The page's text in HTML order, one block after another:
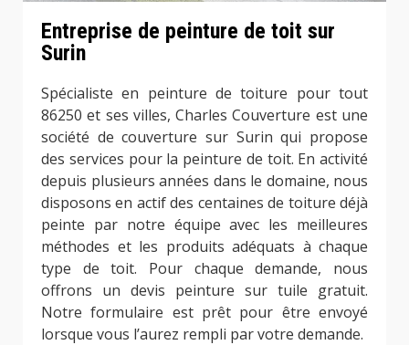
Entreprise de peinture de toit sur
Surin
Spécialiste en peinture de toiture pour tout
86250 et ses villes, Charles Couverture est une
société de couverture sur Surin qui propose
des services pour la peinture de toit. En activité
depuis plusieurs années dans le domaine, nous
disposons en actif des centaines de toiture déjà
peinte par notre équipe avec les meilleures
méthodes et les produits adéquats à chaque
type de toit. Pour chaque demande, nous
offrons un devis peinture sur tuile gratuit.
Notre formulaire est prêt pour être envoyé
lorsque vous l’aurez rempli par votre demande.